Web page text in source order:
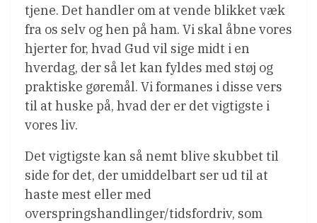
tjene. Det handler om at vende blikket væk
fra os selv og hen på ham. Vi skal åbne vores
hjerter for, hvad Gud vil sige midt i en
hverdag, der så let kan fyldes med støj og
praktiske gøremål. Vi formanes i disse vers
til at huske på, hvad der er det vigtigste i
vores liv.
Det vigtigste kan så nemt blive skubbet til
side for det, der umiddelbart ser ud til at
haste mest eller med
overspringshandlinger/tidsfordriv, som